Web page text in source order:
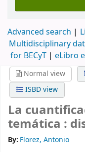
Advanced search
Multidisciplinary
for BECyT | eLibro
Normal view
ISBD view
La
temática :
By: Florez, Antonio